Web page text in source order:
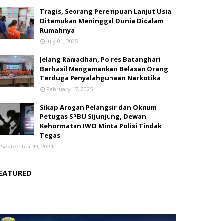
Tragis, Seorang Perempuan Lanjut Usia
Ditemukan Meninggal Dunia Didalam
Rumahnya
July 01, 2025
Jelang Ramadhan, Polres Batanghari
Berhasil Mengamankan Belasan Orang
Terduga Penyalahgunaan Narkotika
February 17, 2025
Sikap Arogan Pelangsir dan Oknum
Petugas SPBU Sijunjung, Dewan
Kehormatan IWO Minta Polisi Tindak
Tegas
September 19, 2024